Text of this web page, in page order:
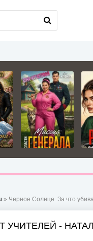
» Черное Солнце. За что
-